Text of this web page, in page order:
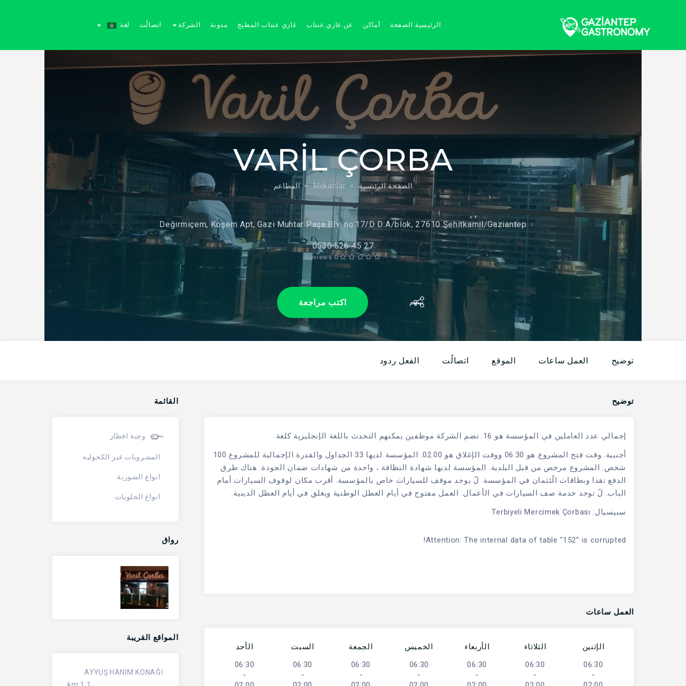
الرئيسية الصفحة أماكن عن غازي عنتاب غازي عنتاب المطبخ مدونة الشركة اتصالًت لغة:
VARİL ÇORBA
الصفحة الرئيسية Mekanlar المطاعم
Değirmiçem, Köşem Apt, Gazi Muhtar Paşa Blv. no:17/D D:A/blok, 27610 Şehitkamil/Gaziantep
0530 526 45 27
0 Reviews
سهم اكتب مراجعة
توضيح العمل ساعات الموقع اتصالًت الفعل ردود
توضيح
إجمالي عدد العاملين في المؤسسة هو 16. تضم الشركة موظفين يمكنهم التحدث باللغة الإنجليزية كلغة
أجنبية. وقت فتح المشروع هو 06.30 ووقت الإغلاق هو 02.00. المؤسسة لديها 33 الجداول والقدرة الإجمالية للمشروع 100
شخص. المشروع مرخص من قبل البلدية. المؤسسة لديها شهادة النظافة ، واحدة من شهادات ضمان الجودة. هناك طرق
الدفع نقدا وبطاقات الًئتمان في المؤسسة. لً يوجد موقف للسيارات خاص بالمؤسسة. أقرب مكان لوقوف السيارات أمام
الباب. لً توجد خدمة صف السيارات في الأعمال. العمل مفتوح في أيام العطل الوطنية ويغلق في أيام العطل الدينية.
سبيسيال: Terbiyeli Mercimek Çorbası
Attention: The internal data of table “152” is corrupted!
العمل ساعات
الإثنين
06:30
-
الثلاثاء
06:30
-
الأربعاء
06:30
-
الخميس
06:30
-
الجمعة
06:30
-
السبت
06:30
-
الأحد
06:30
-
القائمة
وجبة افطار
المشروبات غير الكحولية
انواع الشوربة
انواع الحلويات
رواق
المواقع القريبة
AYYUŞ HANIM KONAĞI